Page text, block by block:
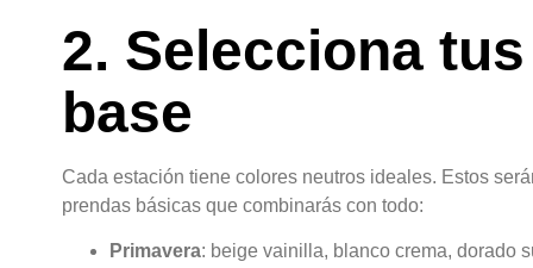
2. Selecciona
base
Cada estación tiene colores neutros ideales. Estos
prendas básicas que combinarás con todo:
Primavera: beige vainilla, blanco crema, dorado